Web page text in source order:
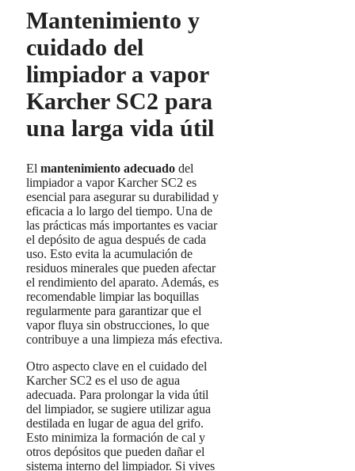
Mantenimiento y
cuidado del
limpiador a vapor
Karcher SC2 para
una larga vida útil
El mantenimiento adecuado del
limpiador a vapor Karcher SC2 es
esencial para asegurar su durabilidad y
eficacia a lo largo del tiempo. Una de
las prácticas más importantes es vaciar
el depósito de agua después de cada
uso. Esto evita la acumulación de
residuos minerales que pueden afectar
el rendimiento del aparato. Además, es
recomendable limpiar las boquillas
regularmente para garantizar que el
vapor fluya sin obstrucciones, lo que
contribuye a una limpieza más efectiva.
Otro aspecto clave en el cuidado del
Karcher SC2 es el uso de agua
adecuada. Para prolongar la vida útil
del limpiador, se sugiere utilizar agua
destilada en lugar de agua del grifo.
Esto minimiza la formación de cal y
otros depósitos que pueden dañar el
sistema interno del limpiador. Si vives